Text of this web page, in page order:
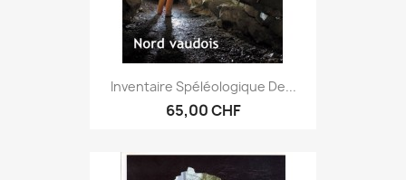
Inventaire Spéléologique De...
65,00 CHF